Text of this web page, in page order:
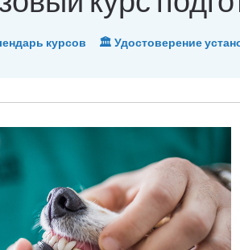
курсов 🏛 Удостоверение